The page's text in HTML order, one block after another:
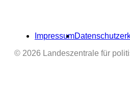
Impressum
© 2026 Landeszentrale für